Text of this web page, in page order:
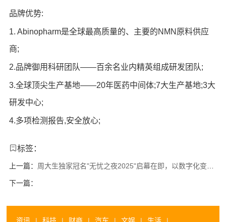
品牌优势:
1. Abinopharm是全球最高质量的、主要的NMN原料供应
商;
2.品牌御用科研团队——百余名业内精英组成研发团队;
3.全球顶尖生产基地——20年医药中间体;7大生产基地;3大
研发中心;
4.多项检测报告,安全放心;
标签：
上一篇： 周大生独家冠名"无忧之夜2025"启幕在即，以数字化变革引领行业创新
下一篇：